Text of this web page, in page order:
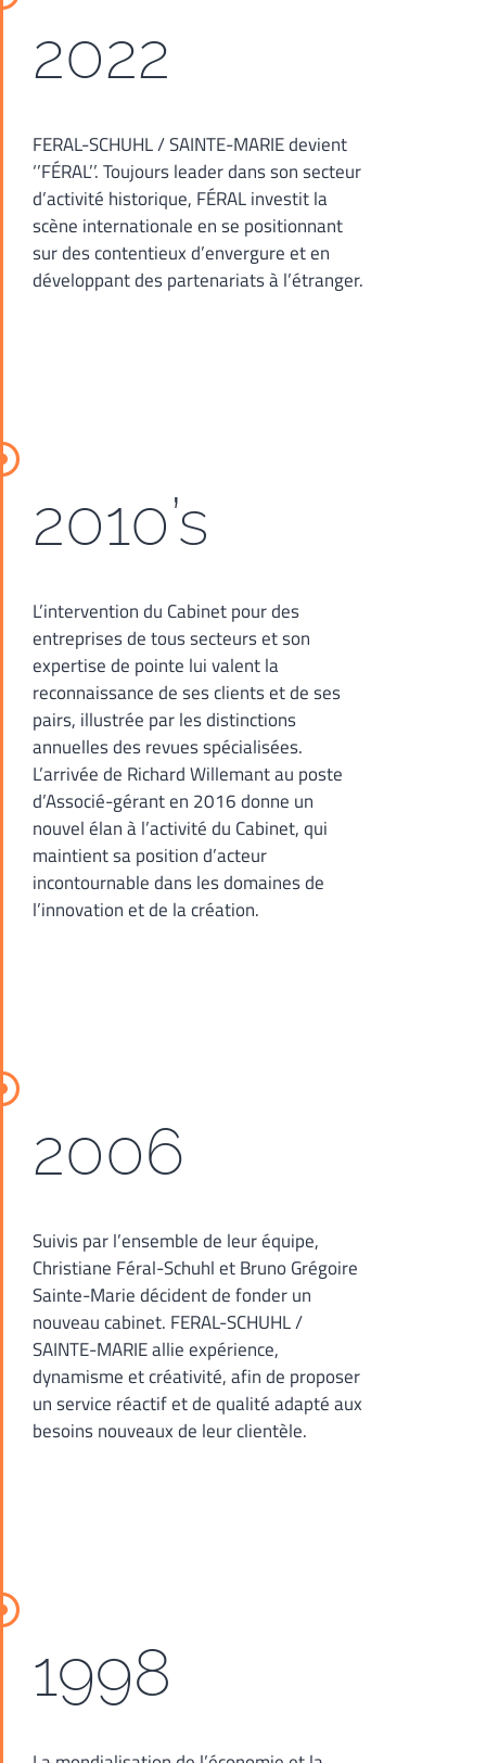
2022
FERAL-SCHUHL / SAINTE-MARIE devient
‘’FÉRAL’’. Toujours leader dans son secteur
d’activité historique, FÉRAL investit la
scène internationale en se positionnant
sur des contentieux d’envergure et en
développant des partenariats à l’étranger.
2010’s
L’intervention du Cabinet pour des
entreprises de tous secteurs et son
expertise de pointe lui valent la
reconnaissance de ses clients et de ses
pairs, illustrée par les distinctions
annuelles des revues spécialisées.
L’arrivée de Richard Willemant au poste
d’Associé-gérant en 2016 donne un
nouvel élan à l’activité du Cabinet, qui
maintient sa position d’acteur
incontournable dans les domaines de
l’innovation et de la création.
2006
Suivis par l’ensemble de leur équipe,
Christiane Féral-Schuhl et Bruno Grégoire
Sainte-Marie décident de fonder un
nouveau cabinet. FERAL-SCHUHL /
SAINTE-MARIE allie expérience,
dynamisme et créativité, afin de proposer
un service réactif et de qualité adapté aux
besoins nouveaux de leur clientèle.
1998